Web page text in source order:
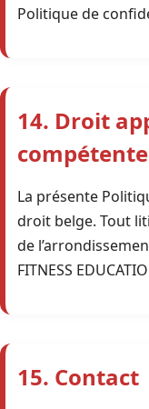
Politique de
14. Droit
compétente
La présente
droit belge. Tout
de
FITNESS
15. Contact